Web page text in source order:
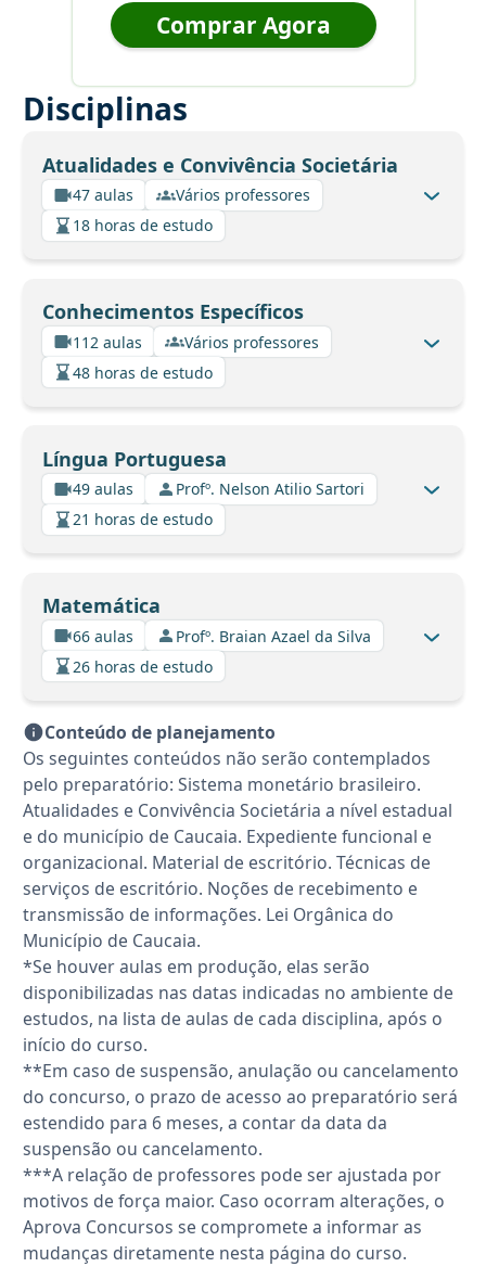
Comprar Agora
Disciplinas
Atualidades e Convivência Societária
47 aulas
Vários professores
18 horas de estudo
Conhecimentos Específicos
112 aulas
Vários professores
48 horas de estudo
Língua Portuguesa
49 aulas
Profº. Nelson Atilio Sartori
21 horas de estudo
Matemática
66 aulas
Profº. Braian Azael da Silva
26 horas de estudo
Conteúdo de planejamento
Os seguintes conteúdos não serão contemplados
pelo preparatório: Sistema monetário brasileiro.
Atualidades e Convivência Societária a nível estadual
e do município de Caucaia. Expediente funcional e
organizacional. Material de escritório. Técnicas de
serviços de escritório. Noções de recebimento e
transmissão de informações. Lei Orgânica do
Município de Caucaia.
*Se houver aulas em produção, elas serão
disponibilizadas nas datas indicadas no ambiente de
estudos, na lista de aulas de cada disciplina, após o
início do curso.
**Em caso de suspensão, anulação ou cancelamento
do concurso, o prazo de acesso ao preparatório será
estendido para 6 meses, a contar da data da
suspensão ou cancelamento.
***A relação de professores pode ser ajustada por
motivos de força maior. Caso ocorram alterações, o
Aprova Concursos se compromete a informar as
mudanças diretamente nesta página do curso.